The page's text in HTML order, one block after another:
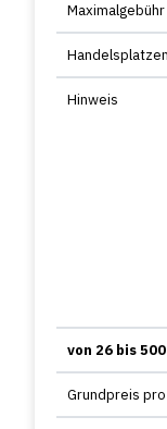
Hinweis
von 26 bis
Grundpreis